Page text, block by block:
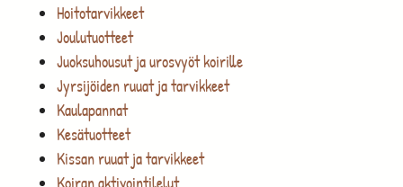
Hoitotarvikkeet
Joulutuotteet
Juoksuhousut ja urosvyöt koirille
Jyrsijöiden ruuat ja tarvikkeet
Kaulapannat
Kesätuotteet
Kissan ruuat ja tarvikkeet